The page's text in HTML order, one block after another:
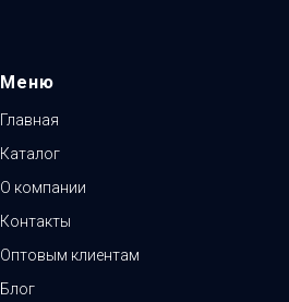
Меню
Главная
Каталог
О компании
Контакты
Оптовым клиентам
Блог